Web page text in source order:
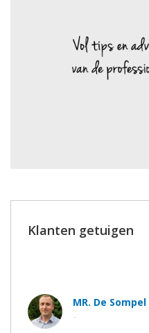
Klanten getuigen
MR. De Sompel
-